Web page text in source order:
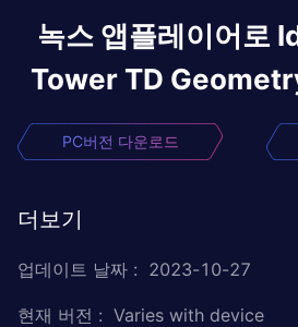
녹스 앱플레이어로
Tower TD
PC버전 다운로드
더보기
업데이트 날짜 : 2023-10-27
현재 버전 : Varies with device